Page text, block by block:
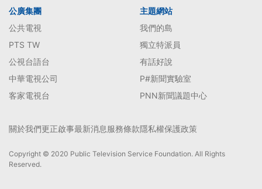
公廣集團
公共電視
PTS TW
公視台語台
中華電視公司
客家電視台
主題網站
我們的島
獨立特派員
有話好說
P#新聞實驗室
PNN新聞議題中心
關於我們更正啟事最新消息服務條款隱私權保護政策
Copyright © 2020 Public Television Service Foundation. All Rights
Reserved.